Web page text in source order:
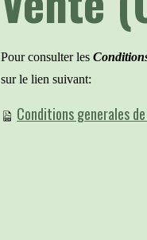
Pour consulter les
sur le lien suivant:
Conditions generales